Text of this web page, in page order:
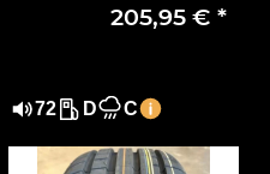
245/45 R17 99V XL
205,95 €*
72 D C